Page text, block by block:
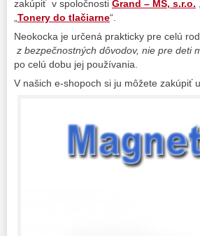
zakúpiť v spoločnosti Grand – MS, s.r.o.
Tonery do tlačiarne“.
Neokocka je určená prakticky pre celú
z bezpečnostných dôvodov, nie pre deti
po celú dobu jej používania.
V našich e-shopoch si ju môžete zakúpiť